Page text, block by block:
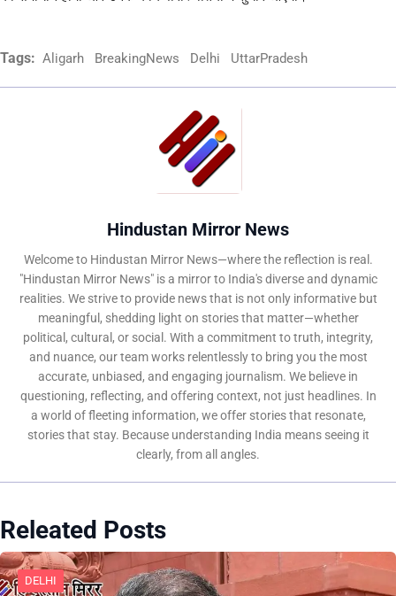
Tags: Aligarh BreakingNews Delhi UttarPradesh
Hindustan Mirror News
Welcome to Hindustan Mirror News—where the reflection is real.
"Hindustan Mirror News" is a mirror to India's diverse and dynamic
realities. We strive to provide news that is not only informative but
meaningful, shedding light on stories that matter—whether
political, cultural, or social. With a commitment to truth, integrity,
and nuance, our team works relentlessly to bring you the most
accurate, unbiased, and engaging journalism. We believe in
questioning, reflecting, and offering context, not just headlines. In
a world of fleeting information, we offer stories that resonate,
stories that stay. Because understanding India means seeing it
clearly, from all angles.
Releated Posts
DELHI